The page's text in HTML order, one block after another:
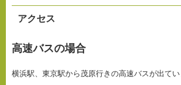
アクセス
高速バスの場合
横浜駅、東京駅から茂原行きの高速バスが出てい